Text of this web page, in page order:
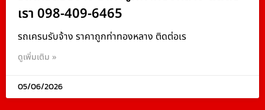
เรา 098-409-6465
รถเครนรับจ้าง ราคาถูกท่าทองหลาง ติดต่อเร
ดูเพิ่มเติม »
05/06/2026